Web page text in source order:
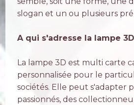
slogan et un ou plusieurs
A qui s'adresse la lampe
La lampe 3D est multi carte
personnalisée pour le
sociétés. Elle peut s'adapter
passionnés, des